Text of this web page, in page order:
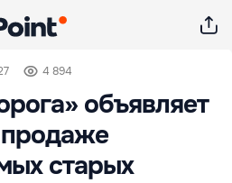
4 894
объявляет
старых